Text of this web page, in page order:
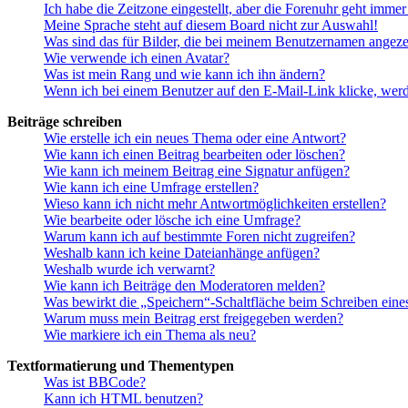
Ich habe die Zeitzone eingestellt, aber die Forenuhr geht
Meine Sprache steht auf diesem Board nicht zur Auswahl!
Was sind das für Bilder, die bei meinem Benutzernamen
Wie verwende ich einen Avatar?
Was ist mein Rang und wie kann ich ihn ändern?
Wenn ich bei einem Benutzer auf den E-Mail-Link klicke,
Beiträge schreiben
Wie erstelle ich ein neues Thema oder eine Antwort?
Wie kann ich einen Beitrag bearbeiten oder löschen?
Wie kann ich meinem Beitrag eine Signatur anfügen?
Wie kann ich eine Umfrage erstellen?
Wieso kann ich nicht mehr Antwortmöglichkeiten erstellen?
Wie bearbeite oder lösche ich eine Umfrage?
Warum kann ich auf bestimmte Foren nicht zugreifen?
Weshalb kann ich keine Dateianhänge anfügen?
Weshalb wurde ich verwarnt?
Wie kann ich Beiträge den Moderatoren melden?
Was bewirkt die „Speichern“-Schaltfläche beim Schreiben
Warum muss mein Beitrag erst freigegeben werden?
Wie markiere ich ein Thema als neu?
Textformatierung und Thementypen
Was ist BBCode?
Kann ich HTML benutzen?